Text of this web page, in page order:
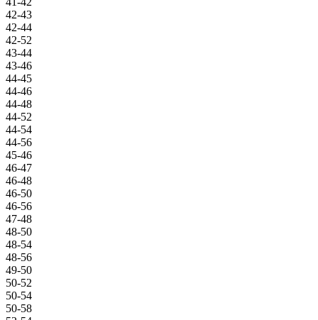
42-43
42-44
42-52
43-44
43-46
44-45
44-46
44-48
44-52
44-54
44-56
45-46
46-47
46-48
46-50
46-56
47-48
48-50
48-54
48-56
49-50
50-52
50-54
50-58